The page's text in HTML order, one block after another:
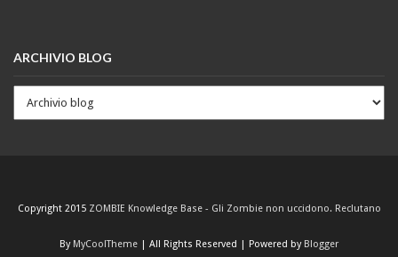
ARCHIVIO BLOG
Copyright 2015 ZOMBIE Knowledge Base - Gli Zombie non uccidono. Reclutano
By MyCoolTheme | All Rights Reserved | Powered by Blogger